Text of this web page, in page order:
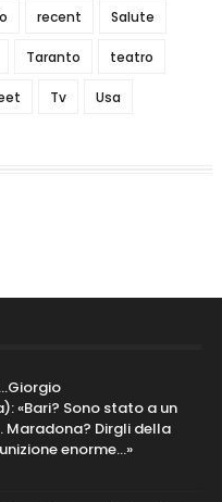
recent Salute
Taranto teatro
Tv Usa
«Bari? Sono stato a un
Maradona? Dirgli della
enorme…»